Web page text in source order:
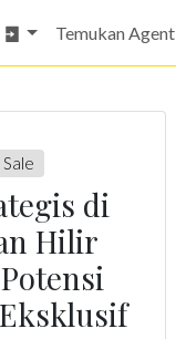
Temukan Agent
di
Hilir